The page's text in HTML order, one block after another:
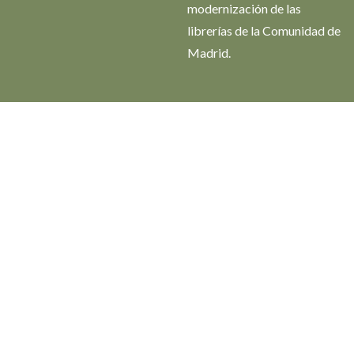
modernización de las
librerías de la Comunidad de
Madrid.